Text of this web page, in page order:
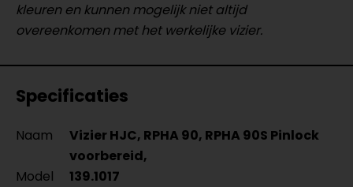
kleuren en kunnen mogelijk niet altijd
overeenkomen met het werkelijke vizier.
Specificaties
Naam
Vizier HJC, RPHA 90, RPHA 90S Pinlock
voorbereid,
Model
139.1017